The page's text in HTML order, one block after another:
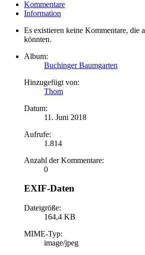
Kommentare
Information
Es existieren keine Kommentare, die
könnten.
Album:
Buchinger Baumgarten
Hinzugefügt von:
Thom
Datum:
11. Juni 2018
Aufrufe:
1.814
Anzahl der Kommentare:
0
EXIF-Daten
Dateigröße:
164,4 KB
MIME-Typ:
image/jpeg